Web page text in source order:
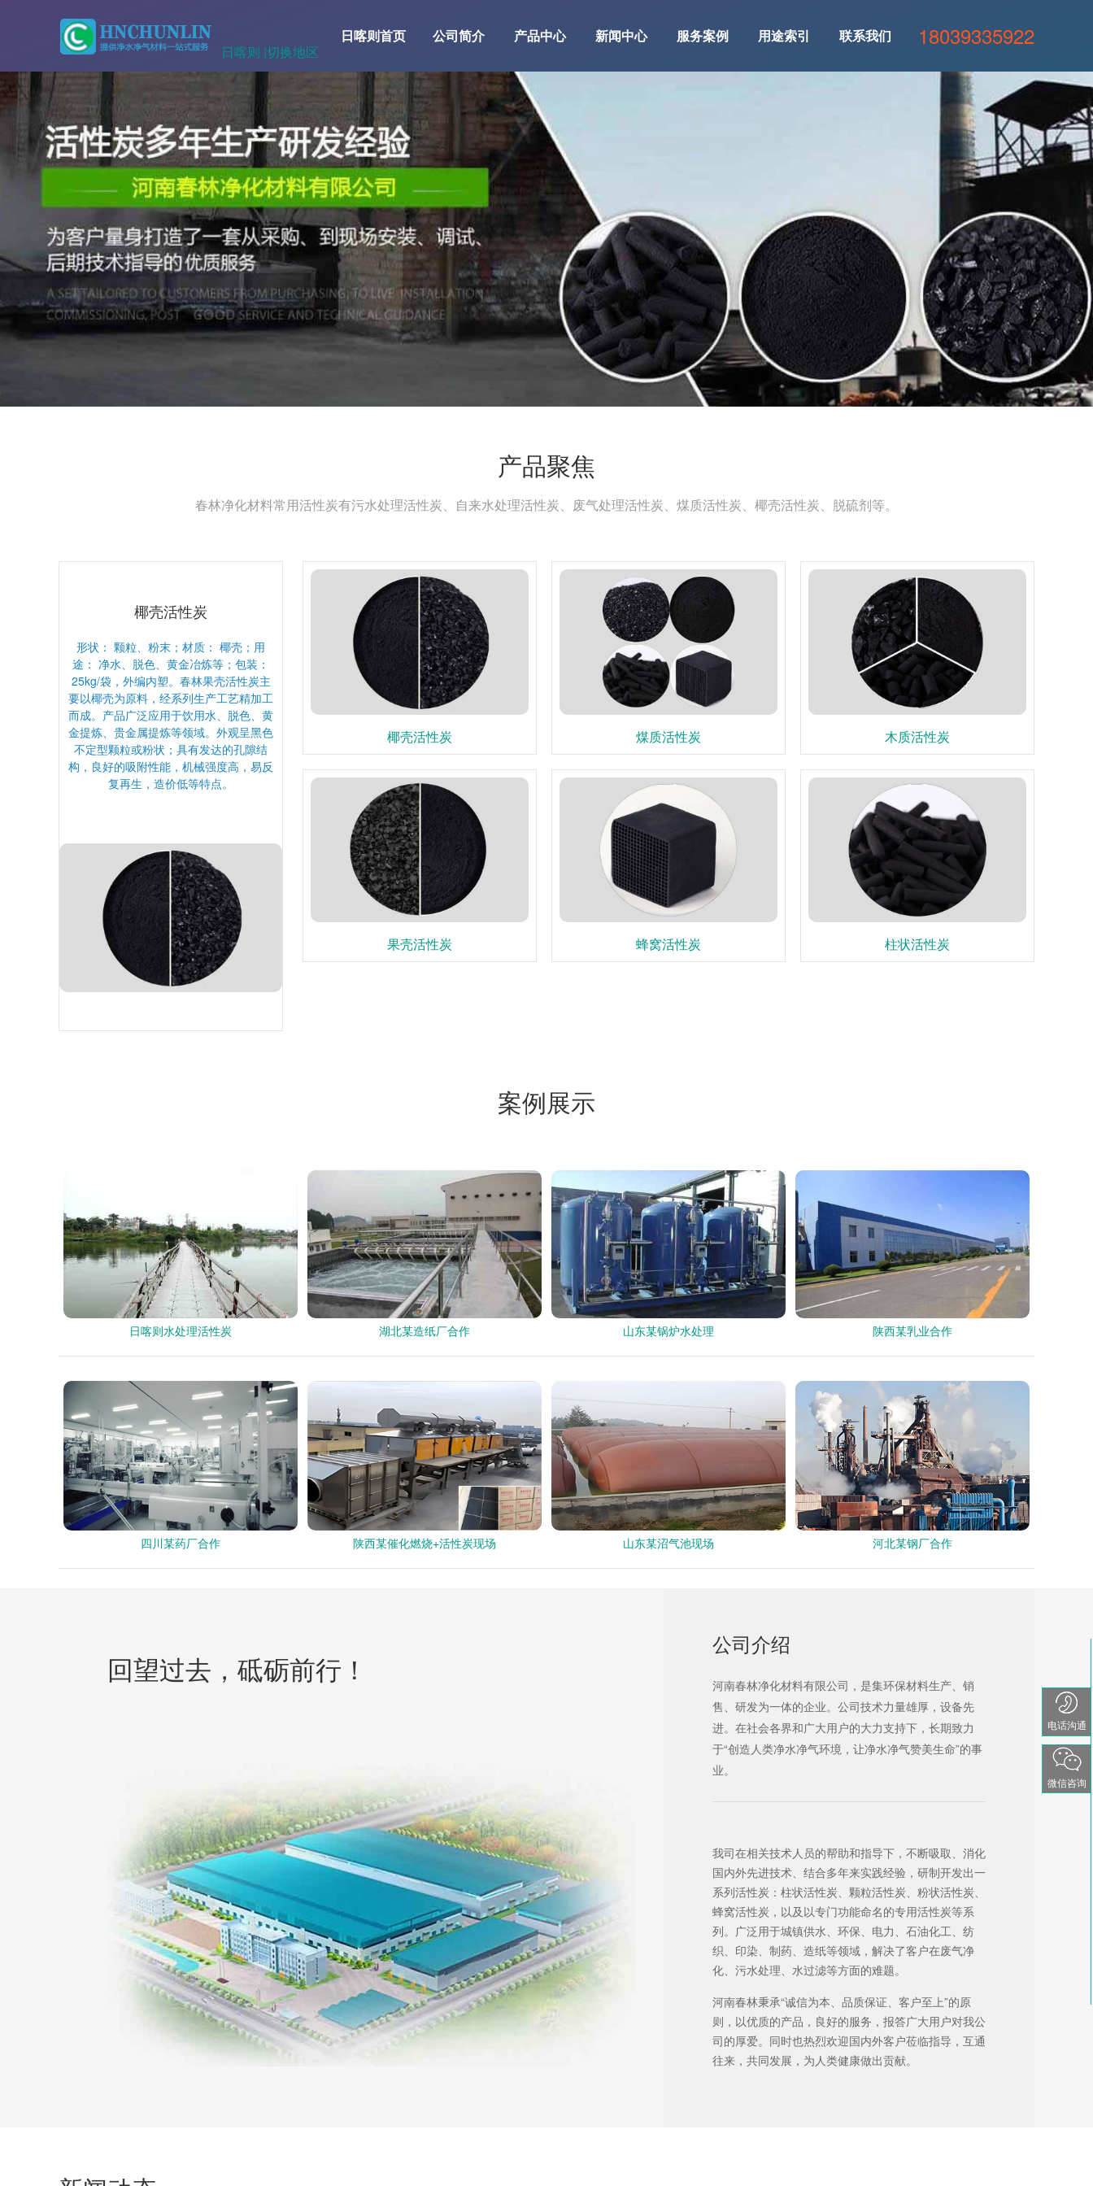
日喀则 |切换地区
日喀则首页 公司简介 产品中心 新闻中心 服务案例 用途索引 联系我们 18039335922
产品聚焦
春林净化材料常用活性炭有污水处理活性炭、自来水处理活性炭、废气处理活性炭、煤质活性炭、椰壳活性炭、脱硫剂等。
椰壳活性炭 煤质活性炭 木质活性炭
果壳活性炭 蜂窝活性炭 柱状活性炭
椰壳活性炭
形状： 颗粒、粉末；材质： 椰壳；用
途： 净水、脱色、黄金冶炼等；包装：
25kg/袋，外编内塑。春林果壳活性炭主
要以椰壳为原料，经系列生产工艺精加工
而成。产品广泛应用于饮用水、脱色、黄
金提炼、贵金属提炼等领域。外观呈黑色
不定型颗粒或粉状；具有发达的孔隙结
构，良好的吸附性能，机械强度高，易反
复再生，造价低等特点。
案例展示
日喀则水处理活性炭 湖北某造纸厂合作 山东某锅炉水处理 陕西某乳业合作
四川某药厂合作 陕西某催化燃烧+活性炭现场 山东某沼气池现场 河北某钢厂合作
回望过去，砥砺前行！
公司介绍
河南春林净化材料有限公司，是集环保材料生产、销
售、研发为一体的企业。公司技术力量雄厚，设备先
进。在社会各界和广大用户的大力支持下，长期致力
于“创造人类净水净气环境，让净水净气赞美生命”的事
业。
我司在相关技术人员的帮助和指导下，不断吸取、消化
国内外先进技术、结合多年来实践经验，研制开发出一
系列活性炭：柱状活性炭、颗粒活性炭、粉状活性炭、
蜂窝活性炭，以及以专门功能命名的专用活性炭等系
列。广泛用于城镇供水、环保、电力、石油化工、纺
织、印染、制药、造纸等领域，解决了客户在废气净
化、污水处理、水过滤等方面的难题。
河南春林秉承“诚信为本、品质保证、客户至上”的原
则，以优质的产品，良好的服务，报答广大用户对我公
司的厚爱。同时也热烈欢迎国内外客户莅临指导，互通
往来，共同发展，为人类健康做出贡献。
电话沟通
微信咨询